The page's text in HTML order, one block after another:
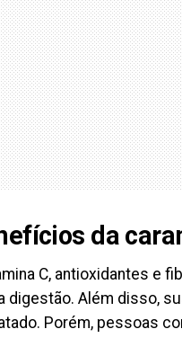
da
C, antioxidantes e
digestão. Além disso,
Porém, pessoas